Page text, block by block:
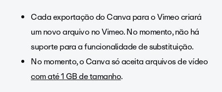
Cada exportação do Canva para o Vimeo criará
um novo arquivo no Vimeo. No momento, não há
suporte para a funcionalidade de substituição.
No momento, o Canva só aceita arquivos de vídeo
com até 1 GB de tamanho.